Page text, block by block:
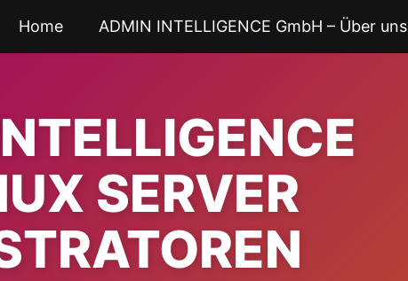
Home ADMIN INTELLIGENCE GmbH – Über uns
SERVER